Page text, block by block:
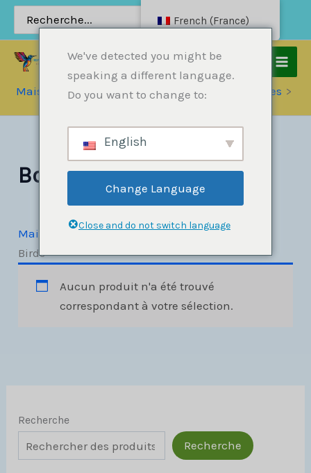
Passer
Maison Produits
Raptors & Protected Species
Recherche
Recherche
Booby Birds
Maison Raptors & Protected Species»
Birds
Aucun produit n'a été trouvé
correspondant à votre sélection.
French (France)
We've detected you might be
speaking a different language.
Do you want to change to:
English
Change Language
Close and do not switch language